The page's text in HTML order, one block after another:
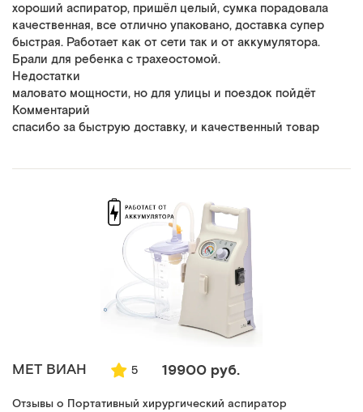
хороший аспиратор, пришёл целый, сумка порадовала
качественная, все отлично упаковано, доставка супер
быстрая. Работает как от сети так и от аккумулятора.
Брали для ребенка с трахеостомой.
Недостатки
маловато мощности, но для улицы и поездок пойдёт
Комментарий
спасибо за быструю доставку, и качественный товар
MET ВИАН 5 19900 руб.
Отзывы о Портативный хирургический аспиратор